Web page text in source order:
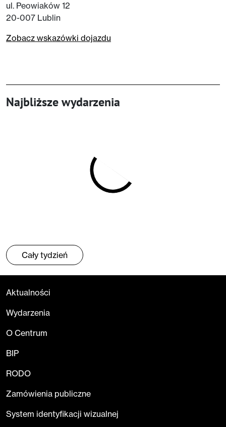
ul. Peowiaków 12
20-007 Lublin
Zobacz wskazówki dojazdu
Najbliższe wydarzenia
Cały tydzień
Aktualności
Wydarzenia
O Centrum
BIP
RODO
Zamówienia publiczne
System identyfikacji wizualnej